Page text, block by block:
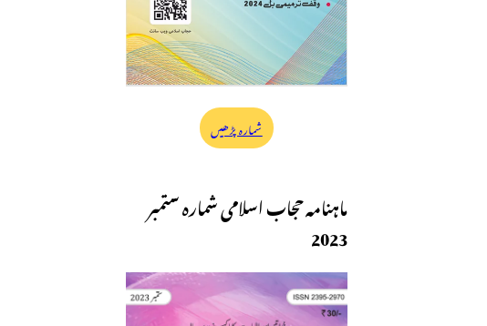
شمارہ پڑھیں
ماہنامہ حجاب اسلامی شمارہ ستمبر
2023